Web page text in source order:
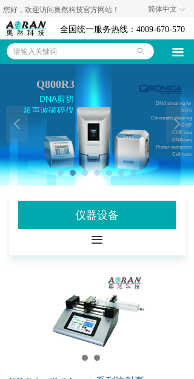
全国统一服务热线：4009-670-570
ꄙ
您好，欢迎访问奥然科技官方网站！
끀
奥然首页
仪器设备
技术资料
代理品牌
联系我们
ꀅ
简体中文
Q800R3
DNA剪切
超声波破碎仪
DNA shearing for
NGS
Chromatin shearing
ChIP
ChIP-seq
RNA-seq
Protein extraction
Cell lysis
넳 넲
仪器设备
끀